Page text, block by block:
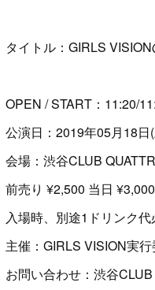
タイトル：GIRLS
OPEN / START：11:20/
公演日：2019年05月18日
会場：渋谷CLUB
前売り ¥2,500 当日 ¥3,000
入場時、別途1ドリンク
主催：GIRLS VISION実
お問い合わせ：渋谷